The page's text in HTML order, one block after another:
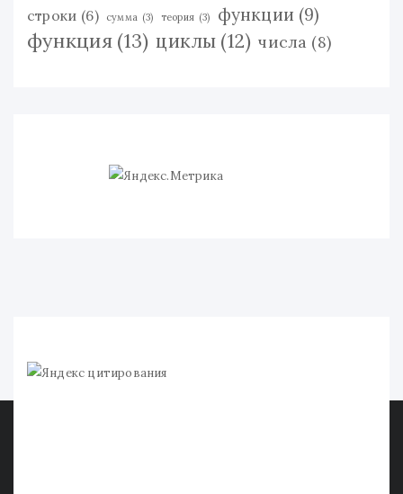
строки (6) сумма (3) теория (3) функции (9)
функция (13) циклы (12) числа (8)